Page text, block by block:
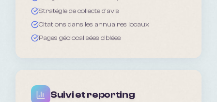
Stratégie de collecte d'avis
Citations dans les annuaires locaux
Pages géolocalisées ciblées
Suivi et reporting